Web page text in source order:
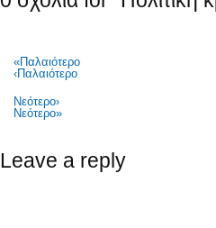
«Παλαιότερο
‹Παλαιότερο
Νεότερο›
Νεότερο»
Leave a reply